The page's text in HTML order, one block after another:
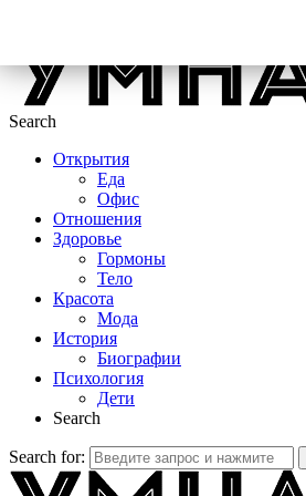
Search
Открытия
Еда
Офис
Отношения
Здоровье
Гормоны
Тело
Красота
Мода
История
Биографии
Психология
Дети
Search
Search for: